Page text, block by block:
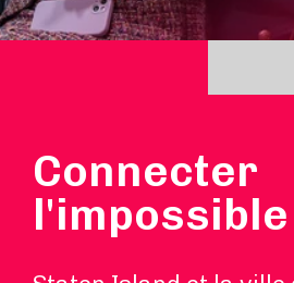
Connecter
l'impossible